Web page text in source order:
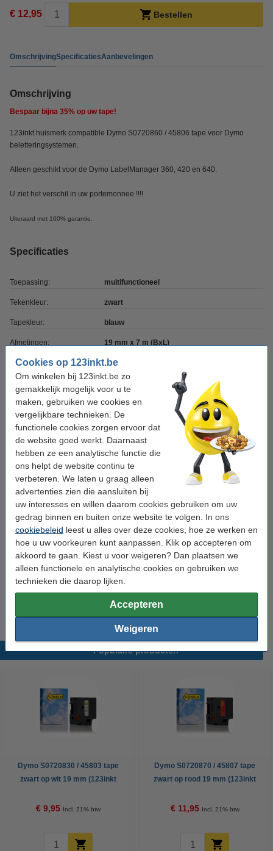
Cookies op 123inkt.be
Om winkelen bij 123inkt.be zo
gemakkelijk mogelijk voor u te
maken, gebruiken we cookies en
vergelijkbare technieken. De
functionele cookies zorgen ervoor dat
de website goed werkt. Daarnaast
hebben ze een analytische functie die
ons helpt de website continu te
verbeteren. We laten u graag alleen
advertenties zien die aansluiten bij
uw interesses en willen daarom cookies gebruiken om uw
gedrag binnen en buiten onze website te volgen. In ons
cookiebeleid leest u alles over deze cookies, hoe ze werken en
hoe u uw voorkeuren kunt aanpassen. Klik op accepteren om
akkoord te gaan. Kiest u voor weigeren? Dan plaatsen we
alleen functionele en analytische cookies en gebruiken we
technieken die daarop lijken.
Accepteren
Weigeren
€ 12,95 Bestellen
OmschrijvingSpecificatiesAanbevelingen
Omschrijving
Bespaar bijna 35% op uw tape!
123inkt huismerk compatible Dymo S0720860 / 45806 tape voor Dymo
beletteringsystemen.
Alleen geschikt voor de Dymo LabelManager 360, 420 en 640.
U ziet het verschil in uw portemonnee !!!!
Uiteraard met 100% garantie.
Specificaties
Toepassing: multifunctioneel
Tekenkleur: zwart
Tapekleur: blauw
Afmetingen: 19 mm x 7 m (BxL)
Merk: 123inkt
Fabrieksnr: S0720860
Ons artikelnr:
Nummer: 45806
Tip: multipack meebestellen
Aanbieding: 123inkt huismerk vervangt Dymo
D1 19 mm tape multipack (zwart op wit, zwart
op geel en zwart op transparant)
Tip
Wij adviseren u om deze tape i.p.v. de originele tape te nemen.
Milieulabels en -keurmerken
Populaire producten
Dymo S0720830 / 45803 tape
zwart op wit 19 mm (123inkt
€ 9,95 Incl. 21% btw
Dymo S0720870 / 45807 tape
zwart op rood 19 mm (123inkt
€ 11,95 Incl. 21% btw